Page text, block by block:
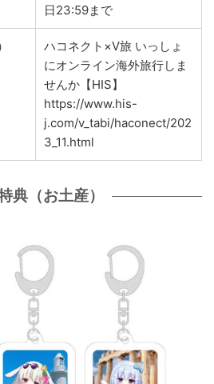
日23:59まで
ハコネクト×V旅 いっしょ
にオンライン海外旅行しま
せんか【HIS】
https://www.his-
j.com/v_tabi/haconect/202
3_11.html
典（お土産）